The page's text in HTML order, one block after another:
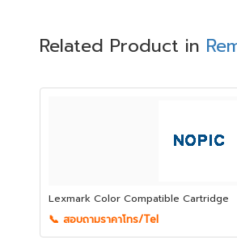
Related Product in
Lexmark Color Compatible Cartridge
📞 สอบถามราคาโทร/Tel